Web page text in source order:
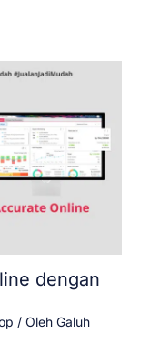
dengan
/ Oleh Galuh